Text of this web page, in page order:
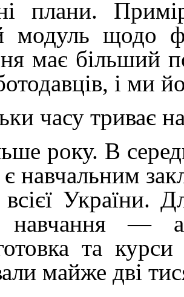
плани.
модуль щодо
має більший
і ми
часу триває
року. В
є навчальним
України.
навчання — а
та
майже дві